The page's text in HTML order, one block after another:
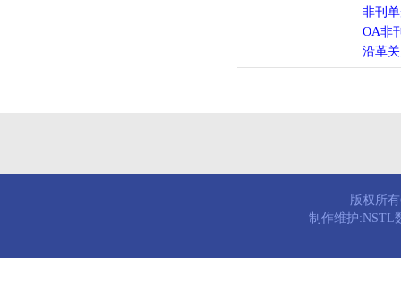
非刊
OA非
沿革
版权所
制作维护:NSTL